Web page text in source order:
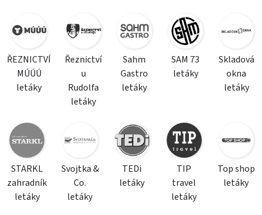
ŘEZNICTVÍ
MÚÚÚ
letáky
Řeznictví
u
Rudolfa
letáky
Sahm
Gastro
letáky
SAM 73
letáky
Skladová
okna
letáky
STARKL
zahradník
letáky
Svojtka &
Co.
letáky
TEDi
letáky
TIP
travel
letáky
Top shop
letáky